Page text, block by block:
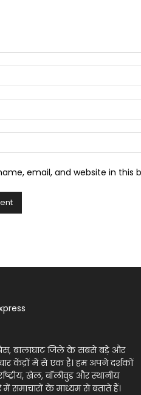
email, and website in
बालाघाट जिले के सबसे बड़े और
केंद्रों में से एक है। हम अपने दर्शकों
खेल, बॉलीवुड और स्थानीय
में समाचारों के माध्यम से बताते हैं।